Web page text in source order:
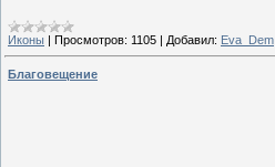
Иконы | Просмотров: 1105 | Добавил: Eva_Dem
Благовещение